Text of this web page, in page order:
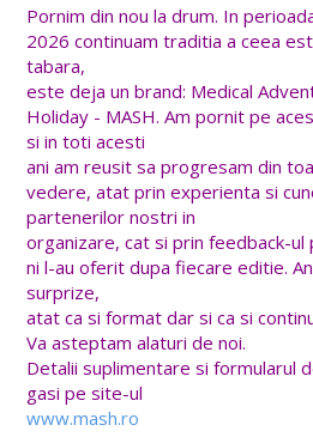
Concursuri pentru promovarea în
Concursuri pentru ocuparea
Pornim din nou la drum. In
2026 continuam traditia a ceea
tabara,
este deja un brand: Medical
Holiday - MASH. Am pornit pe
si in toti acesti
ani am reusit sa progresam din
vedere, atat prin experienta si
partenerilor nostri in
organizare, cat si prin feedback-ul
ni l-au oferit dupa fiecare editie.
surprize,
atat ca si format dar si ca si
Va asteptam alaturi de noi.
Detalii suplimentare si formularul
gasi pe site-ul
www.mash.ro